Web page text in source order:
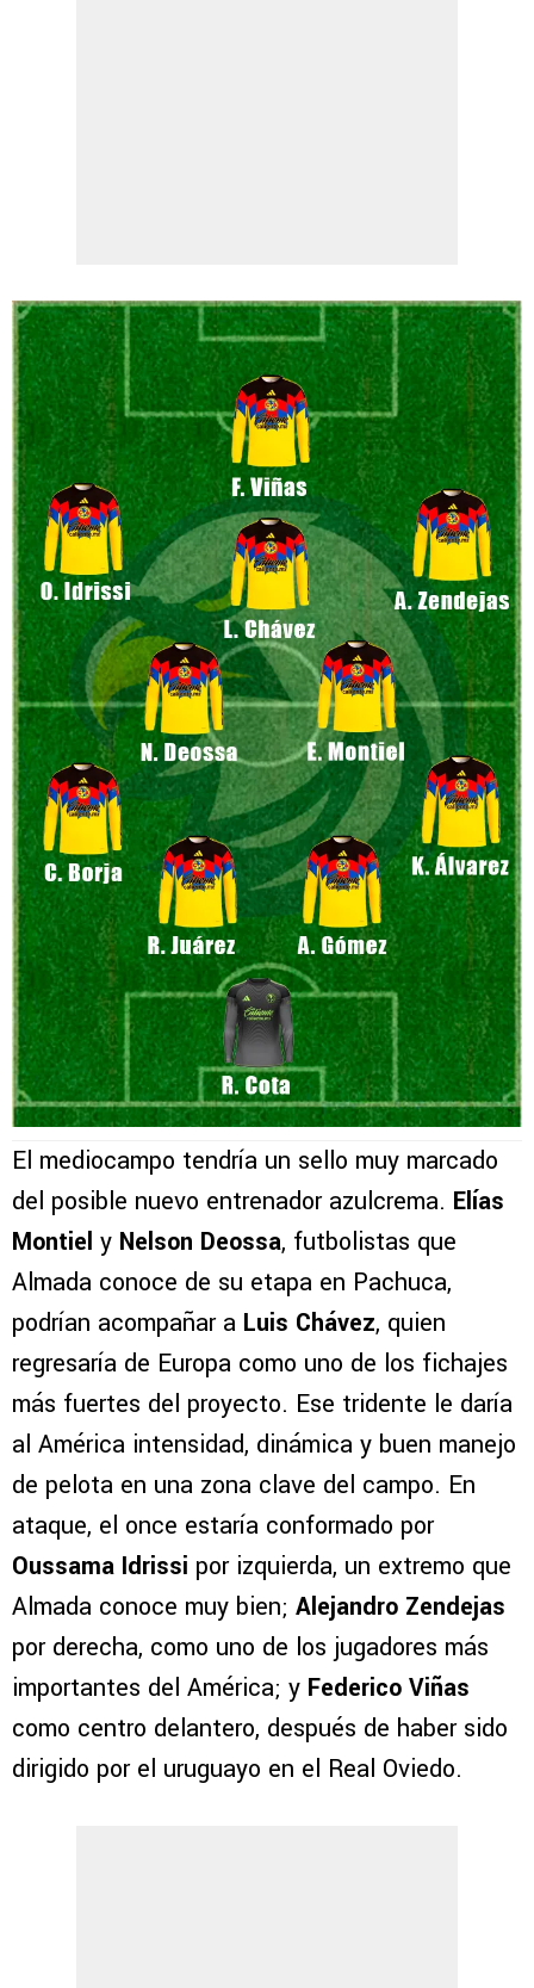
El mediocampo tendría un sello muy marcado
del posible nuevo entrenador azulcrema. Elías
Montiel y Nelson Deossa, futbolistas que
Almada conoce de su etapa en Pachuca,
podrían acompañar a Luis Chávez, quien
regresaría de Europa como uno de los fichajes
más fuertes del proyecto. Ese tridente le daría
al América intensidad, dinámica y buen manejo
de pelota en una zona clave del campo. En
ataque, el once estaría conformado por
Oussama Idrissi por izquierda, un extremo que
Almada conoce muy bien; Alejandro Zendejas
por derecha, como uno de los jugadores más
importantes del América; y Federico Viñas
como centro delantero, después de haber sido
dirigido por el uruguayo en el Real Oviedo.